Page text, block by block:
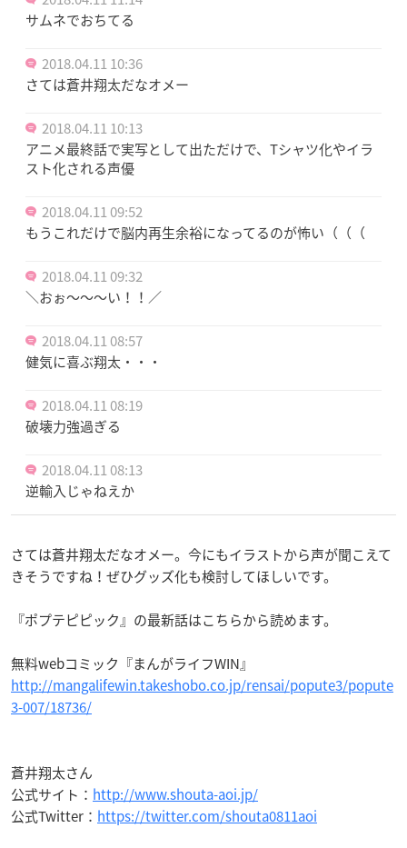
サムネでおちてる
2018.04.11 10:36
さては蒼井翔太だなオメー
2018.04.11 10:13
アニメ最終話で実写として出ただけで、Tシャツ化やイラ
スト化される声優
2018.04.11 09:52
もうこれだけで脳内再生余裕になってるのが怖い（（（
2018.04.11 09:32
＼おぉ～～～い！！／
2018.04.11 08:57
健気に喜ぶ翔太・・・
2018.04.11 08:19
破壊力強過ぎる
2018.04.11 08:13
逆輸入じゃねえか
さては蒼井翔太だなオメー。今にもイラストから声が聞こえて
きそうですね！ぜひグッズ化も検討してほしいです。
『ポプテピピック』の最新話はこちらから読めます。
無料webコミック『まんがライフWIN』
http://mangalifewin.takeshobo.co.jp/rensai/popute3/popute
3-007/18736/
蒼井翔太さん
公式サイト： http://www.shouta-aoi.jp/
公式Twitter： https://twitter.com/shouta0811aoi